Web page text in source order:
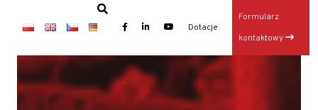
Dotacje
Formularz
kontaktowy×